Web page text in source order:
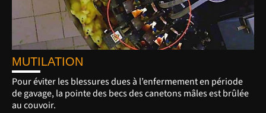
MUTILATION
Pour éviter les blessures dues à l’enfermement en période
de gavage, la pointe des becs des canetons mâles est brûlée
au couvoir.